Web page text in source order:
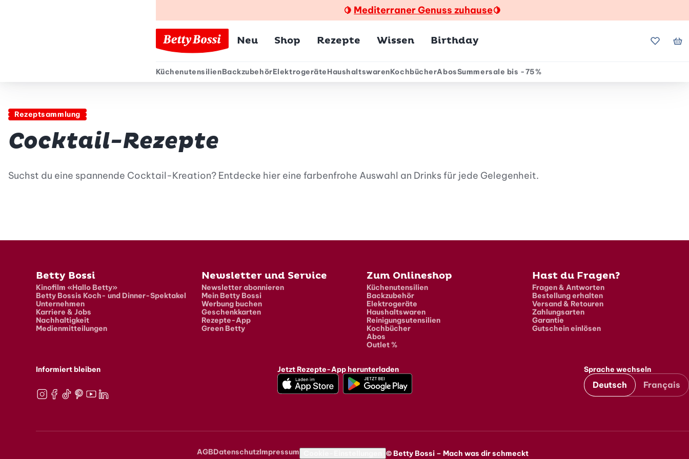
🍋 Mediterraner Genuss zuhause🍋
Hauptmenü
Neu Shop Rezepte Wissen Birthday Meine
Sekundärmenü
KüchenutensilienBackzubehörElektrogeräteHaushaltswarenKochbücherAbosSummersale bis -75%
Rezeptsammlung
Cocktail-Rezepte
Suchst du eine spannende Cocktail-Kreation? Entdecke hier eine farbenfrohe Auswahl an Drinks für jede Gelegenheit.
Fusszeile
Betty Bossi
Kinofilm «Hallo Betty»
Betty Bossis Koch- und Dinner-Spektakel
Unternehmen
Karriere & Jobs
Nachhaltigkeit
Medienmitteilungen
Newsletter und Service
Newsletter abonnieren
Mein Betty Bossi
Werbung buchen
Geschenkkarten
Rezepte-App
Green Betty
Zum Onlineshop
Küchenutensilien
Backzubehör
Elektrogeräte
Haushaltswaren
Reinigungsutensilien
Kochbücher
Abos
Outlet %
Hast du Fragen?
Fragen & Antworten
Bestellung erhalten
Versand & Retouren
Zahlungsarten
Garantie
Gutschein einlösen
Informiert bleiben Jetzt Rezepte-App herunterladen Sprache wechseln
Deutsch Français
Metanavigation
AGBDatenschutzImpressum © Betty Bossi – Mach was dir schmeckt